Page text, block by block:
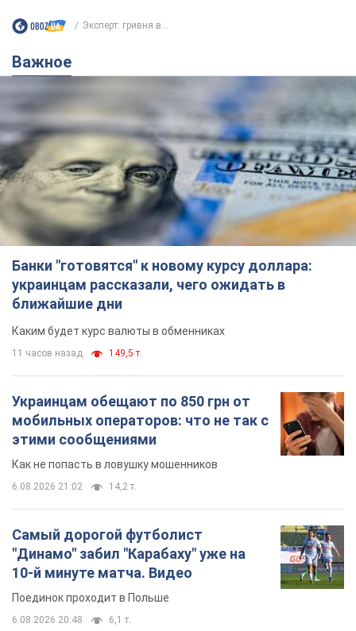
Эксперт: гривня в...
Важное
Банки "готовятся" к новому курсу доллара:
украинцам рассказали, чего ожидать в
ближайшие дни
Каким будет курс валюты в обменниках
11 часов назад 149,5 т.
Украинцам обещают по 850 грн от
мобильных операторов: что не так с
этими сообщениями
Как не попасть в ловушку мошенников
6.08.2026 21:02 14,2 т.
Самый дорогой футболист
"Динамо" забил "Карабаху" уже на
10-й минуте матча. Видео
Поединок проходит в Польше
6.08.2026 20:48 6,1 т.